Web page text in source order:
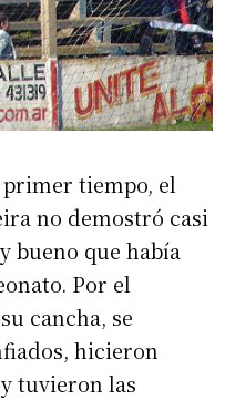
tiempo, el
no demostró casi
bueno que había
Por el
cancha, se
hicieron
tuvieron las